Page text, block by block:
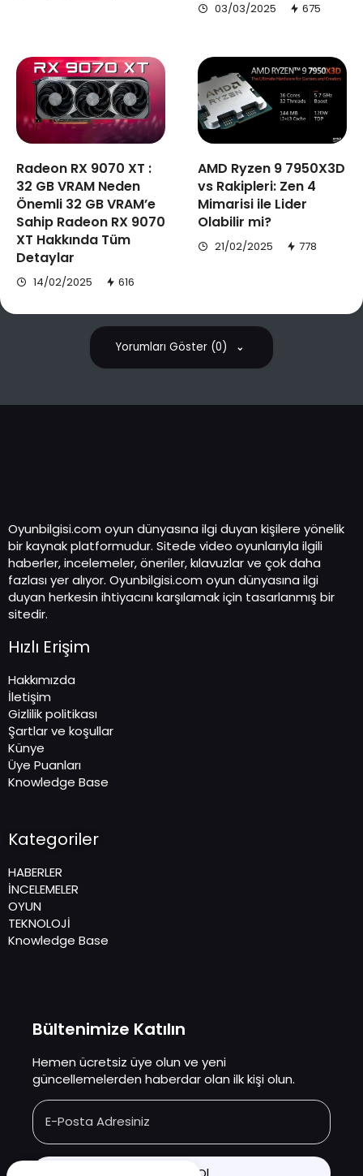
03/03/2025 675
Radeon RX 9070 XT :
32 GB VRAM Neden
Önemli 32 GB VRAM’e
Sahip Radeon RX 9070
XT Hakkında Tüm
Detaylar
14/02/2025 616
AMD Ryzen 9 7950X3D
vs Rakipleri: Zen 4
Mimarisi ile Lider
Olabilir mi?
21/02/2025 778
Yorumları Göster (0)
Oyunbilgisi.com oyun dünyasına ilgi duyan kişilere yönelik
bir kaynak platformudur. Sitede video oyunlarıyla ilgili
haberler, incelemeler, öneriler, kılavuzlar ve çok daha
fazlası yer alıyor. Oyunbilgisi.com oyun dünyasına ilgi
duyan herkesin ihtiyacını karşılamak için tasarlanmış bir
sitedir.
Hızlı Erişim
Hakkımızda
İletişim
Gizlilik politikası
Şartlar ve koşullar
Künye
Üye Puanları
Knowledge Base
Kategoriler
HABERLER
İNCELEMELER
OYUN
TEKNOLOJİ
Knowledge Base
Bültenimize Katılın
Hemen ücretsiz üye olun ve yeni
güncellemelerden haberdar olan ilk kişi olun.
E-Posta Adresiniz